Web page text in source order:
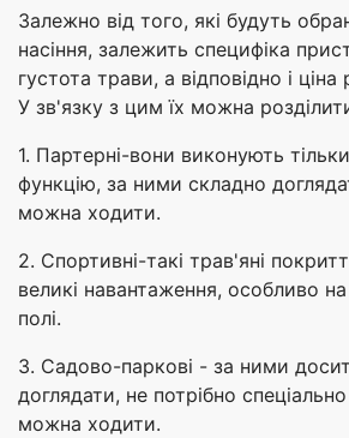
Залежно від того, які будуть
насіння, залежить специфіка
густота трави, а відповідно і
У зв'язку з цим їх можна
1. Партерні-вони виконують
функцію, за ними складно
можна ходити.
2. Спортивні-такі трав'яні
великі навантаження, особливо
полі.
3. Садово-паркові - за ними
доглядати, не потрібно
можна ходити.